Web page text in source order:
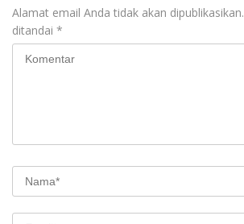
Alamat email Anda tidak akan dipublikasikan.
ditandai *